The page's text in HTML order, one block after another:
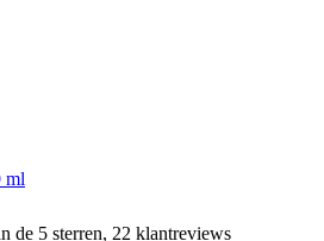
ml
de 5 sterren, 22 klantreviews